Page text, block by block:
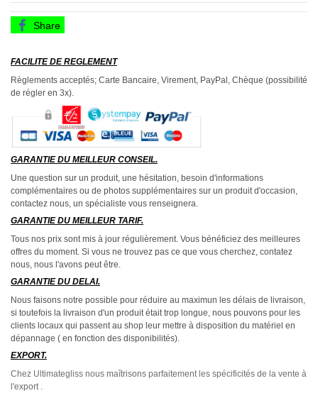
Share
FACILITE DE REGLEMENT
Règlements acceptés; Carte Bancaire, Virement, PayPal, Chèque (possibilité
de régler en 3x).
GARANTIE DU MEILLEUR CONSEIL.
Une question sur un produit, une hésitation, besoin d'informations
complémentaires ou de photos supplémentaires sur un produit d'occasion,
contactez nous, un spécialiste vous renseignera.
GARANTIE DU MEILLEUR TARIF.
Tous nos prix sont mis à jour régulièrement. Vous bénéficiez des meilleures
offres du moment. Si vous ne trouvez pas ce que vous cherchez, contatez
nous, nous l'avons peut être.
GARANTIE DU DELAI.
Nous faisons notre possible pour réduire au maximun les délais de livraison,
si toutefois la livraison d'un produit était trop longue, nous pouvons pour les
clients locaux qui passent au shop leur mettre à disposition du matériel en
dépannage ( en fonction des disponibilités).
EXPORT.
Chez Ultimategliss nous maîtrisons parfaitement les spécificités de la vente à
l'export .